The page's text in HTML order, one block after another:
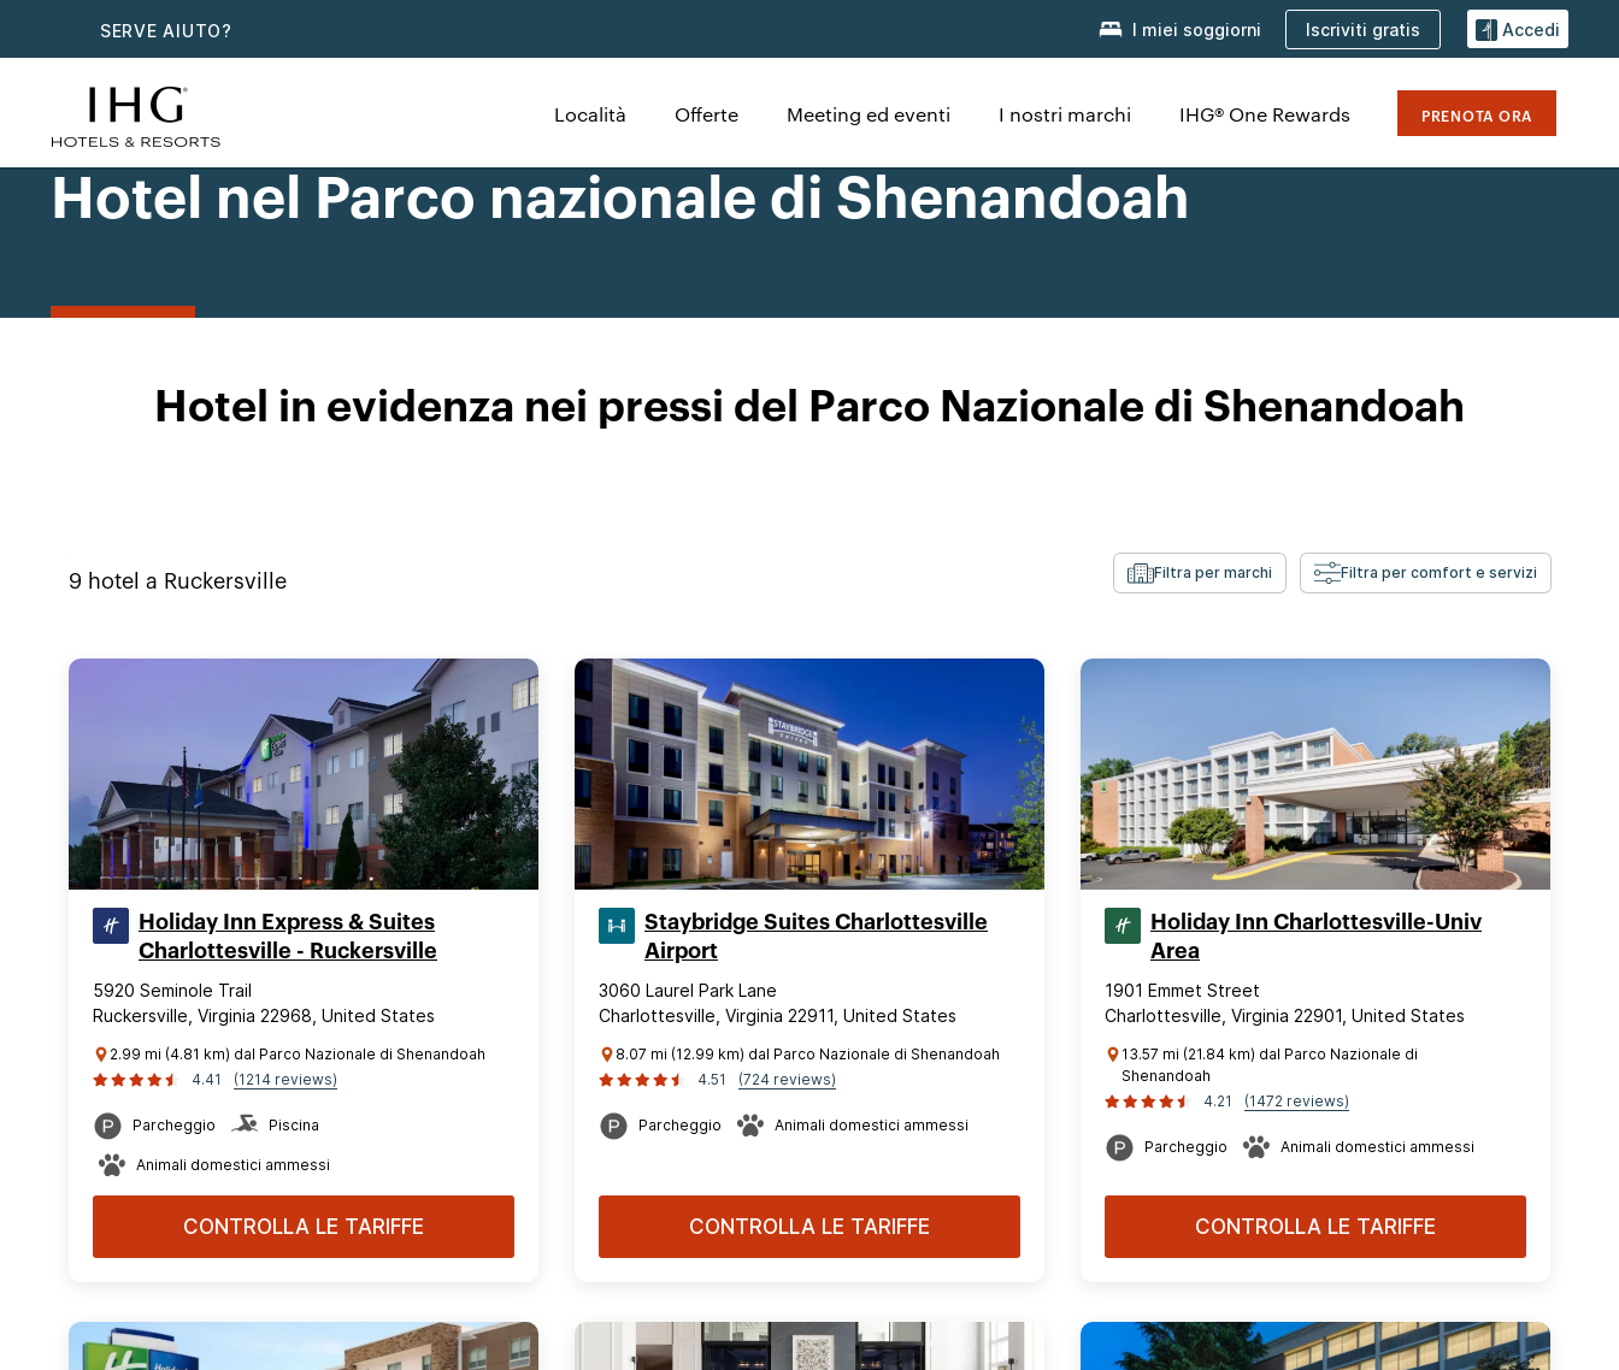
SERVE AIUTO? I miei soggiorni Iscriviti gratis Accedi
Località Offerte Meeting ed eventi I nostri marchi IHG® One Rewards PRENOTA ORA
Hotel nel Parco nazionale di Shenandoah
Hotel in evidenza nei pressi del Parco Nazionale di Shenandoah
9 hotel a Ruckersville Filtra per marchi Filtra per comfort e servizi
Holiday Inn Express & Suites
Charlottesville - Ruckersville
5920 Seminole Trail
Ruckersville, Virginia 22968, United States
2.99 mi (4.81 km) dal Parco Nazionale di Shenandoah
4.41
(1214 reviews)
Parcheggio Piscina
Animali domestici ammessi
CONTROLLA LE TARIFFE
Staybridge Suites Charlottesville
Airport
3060 Laurel Park Lane
Charlottesville, Virginia 22911, United States
8.07 mi (12.99 km) dal Parco Nazionale di Shenandoah
4.51
(724 reviews)
Parcheggio Animali domestici ammessi
CONTROLLA LE TARIFFE
Holiday Inn Charlottesville-Univ
Area
1901 Emmet Street
Charlottesville, Virginia 22901, United States
13.57 mi (21.84 km) dal Parco Nazionale di
Shenandoah
4.21
(1472 reviews)
Parcheggio Animali domestici ammessi
CONTROLLA LE TARIFFE